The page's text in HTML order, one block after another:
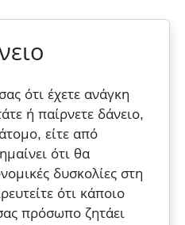
ότι έχετε ανάγκη
ή παίρνετε δάνειο,
είτε από
ότι θα
δυσκολίες στη
ότι κάποιο
πρόσωπο ζητάει